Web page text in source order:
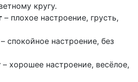
кругу.
– плохое настроение, грусть,
– спокойное настроение, без
– хорошее настроение, весёлое,